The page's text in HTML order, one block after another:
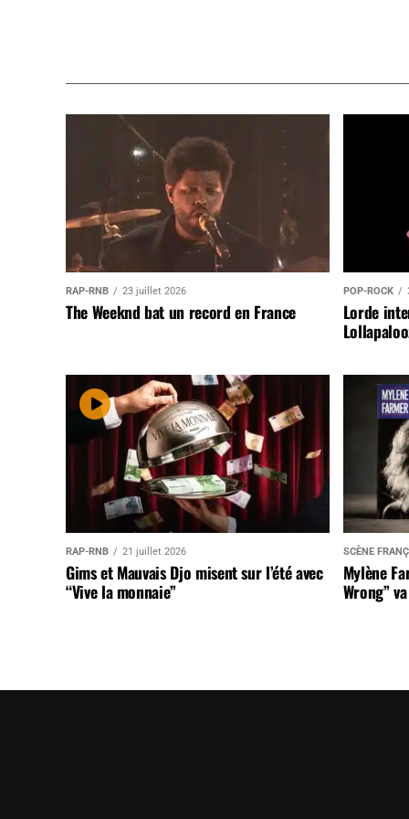
RAP-RNB 23 juillet 2026
The Weeknd bat un record en France
POP-ROCK
Lorde
RAP-RNB 21 juillet 2026
Gims et Mauvais Djo misent sur l’été avec
“Vive la monnaie”
SCÈNE
Mylène
Wrong”